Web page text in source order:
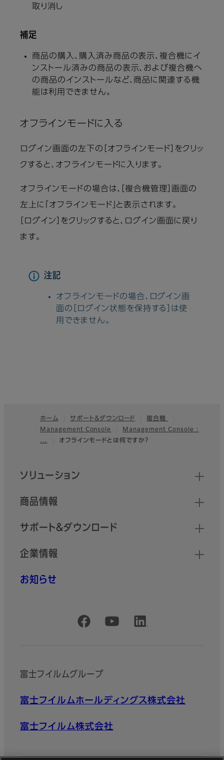
取り消し
補足
商品の購入、購入済み商品の表示、複合機にイ
ンストール済みの商品の表示、および複合機へ
の商品のインストールなど、商品に関連する機
能は利用できません。
オフラインモードに入る
ログイン画面の左下の［オフラインモード］をクリッ
クすると、オフラインモードに入ります。
オフラインモードの場合は、［複合機管理］画面の
左上に「オフラインモード」と表示されます。
［ログイン］をクリックすると、ログイン画面に戻り
ます。
注記
オフラインモードの場合、ログイン画
面の［ログイン状態を保持する］は使
用できません。
フッター
ホーム サポート＆ダウンロード
複合機
Management Console
Management Console :
…
オフラインモードとは何ですか？
クイックリンク
ソリューション
商品情報
サポート＆ダウンロード
企業情報
お知らせ
公式SNSアカウント
富士フイルムグループ
富士フイルムホールディングス株式会社
富士フイルム株式会社